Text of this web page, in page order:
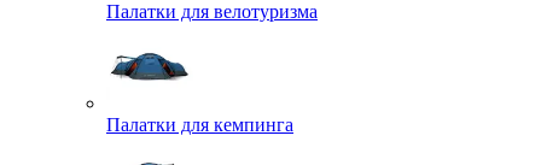
Палатки для велотуризма
Палатки для кемпинга